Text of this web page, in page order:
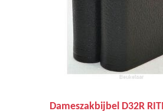
Dameszakbijbel D32R